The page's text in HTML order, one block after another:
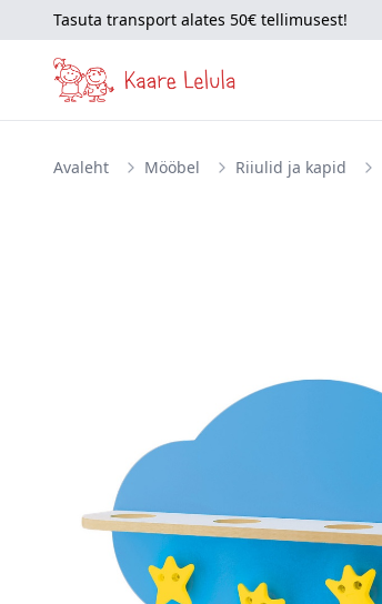
Tasuta transport alates 50€ tellimusest!
Avaleht Mööbel Riiulid ja kapid